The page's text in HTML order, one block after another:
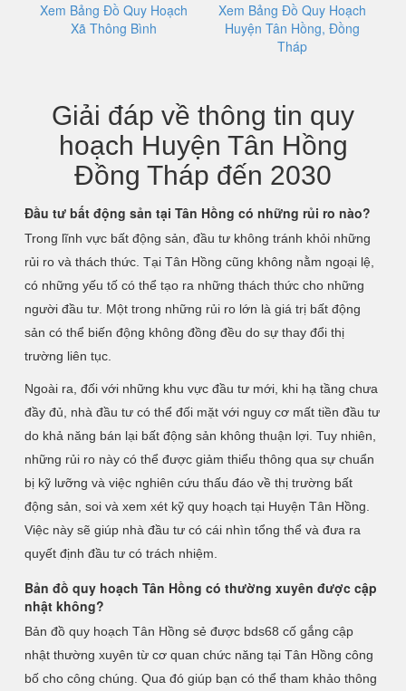
Xem Bảng Đồ Quy Hoạch
Xã Thông Bình
Xem Bảng Đồ Quy Hoạch
Huyện Tân Hồng, Đồng
Tháp
Giải đáp về thông tin quy
hoạch Huyện Tân Hồng
Đồng Tháp đến 2030
Đầu tư bất động sản tại Tân Hồng có những rủi ro nào?
Trong lĩnh vực bất động sản, đầu tư không tránh khỏi những
rủi ro và thách thức. Tại Tân Hồng cũng không nằm ngoại lệ,
có những yếu tố có thể tạo ra những thách thức cho những
người đầu tư. Một trong những rủi ro lớn là giá trị bất động
sản có thể biến động không đồng đều do sự thay đổi thị
trường liên tục.
Ngoài ra, đối với những khu vực đầu tư mới, khi hạ tầng chưa
đầy đủ, nhà đầu tư có thể đối mặt với nguy cơ mất tiền đầu tư
do khả năng bán lại bất động sản không thuận lợi. Tuy nhiên,
những rủi ro này có thể được giảm thiểu thông qua sự chuẩn
bị kỹ lưỡng và việc nghiên cứu thấu đáo về thị trường bất
động sản, soi và xem xét kỹ quy hoạch tại Huyện Tân Hồng.
Việc này sẽ giúp nhà đầu tư có cái nhìn tổng thể và đưa ra
quyết định đầu tư có trách nhiệm.
Bản đồ quy hoạch Tân Hồng có thường xuyên được cập
nhật không?
Bản đồ quy hoạch Tân Hồng sẻ được bds68 cố gắng cập
nhật thường xuyên từ cơ quan chức năng tại Tân Hồng công
bố cho công chúng. Qua đó giúp bạn có thể tham khảo thông